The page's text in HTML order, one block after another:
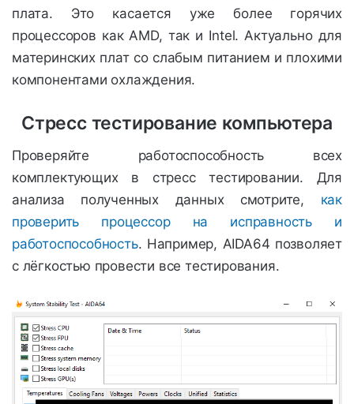
плата. Это касается уже более горячих
процессоров как AMD, так и Intel. Актуально для
материнских плат со слабым питанием и плохими
компонентами охлаждения.
Стресс тестирование компьютера
Проверяйте работоспособность всех
комплектующих в стресс тестировании. Для
анализа полученных данных смотрите, как
проверить процессор на исправность и
работоспособность. Например, AIDA64 позволяет
с лёгкостью провести все тестирования.